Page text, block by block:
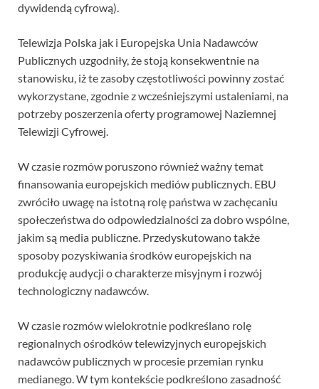
dywidendą cyfrową).
Telewizja Polska jak i Europejska Unia Nadawców
Publicznych uzgodniły, że stoją konsekwentnie na
stanowisku, iż te zasoby częstotliwości powinny zostać
wykorzystane, zgodnie z wcześniejszymi ustaleniami, na
potrzeby poszerzenia oferty programowej Naziemnej
Telewizji Cyfrowej.
W czasie rozmów poruszono również ważny temat
finansowania europejskich mediów publicznych. EBU
zwróciło uwagę na istotną rolę państwa w zachęcaniu
społeczeństwa do odpowiedzialności za dobro wspólne,
jakim są media publiczne. Przedyskutowano także
sposoby pozyskiwania środków europejskich na
produkcję audycji o charakterze misyjnym i rozwój
technologiczny nadawców.
W czasie rozmów wielokrotnie podkreślano rolę
regionalnych ośrodków telewizyjnych europejskich
nadawców publicznych w procesie przemian rynku
medianego. W tym kontekście podkreślono zasadność